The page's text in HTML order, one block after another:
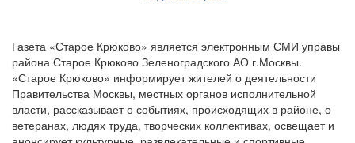
Газета «Старое Крюково» является электронным СМИ управы
района Старое Крюково Зеленоградского АО г.Москвы.
«Старое Крюково» информирует жителей о деятельности
Правительства Москвы, местных органов исполнительной
власти, рассказывает о событиях, происходящих в районе, о
ветеранах, людях труда, творческих коллективах, освещает и